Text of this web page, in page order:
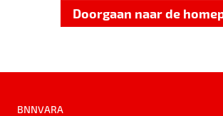
Doorgaan naar de
BNNVARA